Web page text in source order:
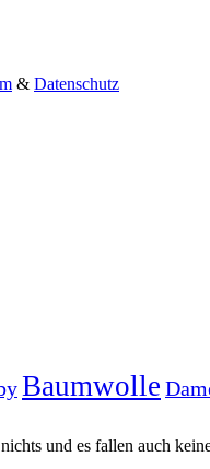
& Datenschutz
Baumwolle
und es fallen auch